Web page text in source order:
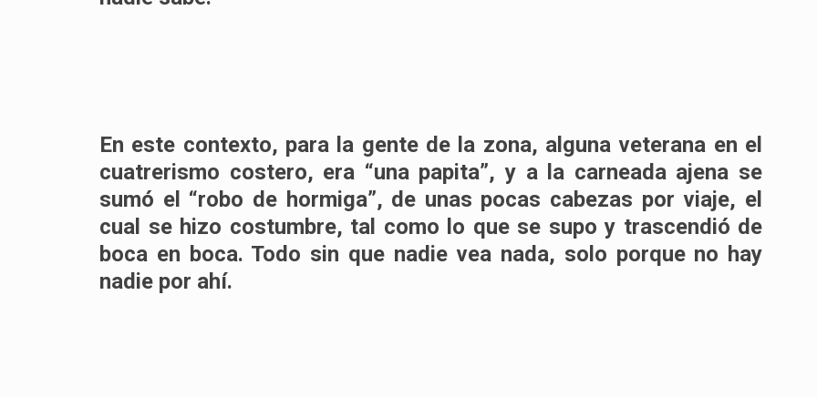
En este contexto, para la gente de la zona, alguna veterana en el
cuatrerismo costero, era “una papita”, y a la carneada ajena se
sumó el “robo de hormiga”, de unas pocas cabezas por viaje, el
cual se hizo costumbre, tal como lo que se supo y trascendió de
boca en boca. Todo sin que nadie vea nada, solo porque no hay
nadie por ahí.